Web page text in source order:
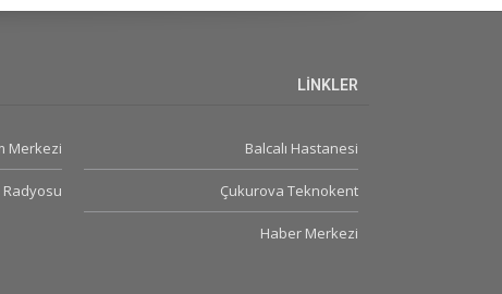
LİNKLER
Balcalı Hastanesi
Çukurova Teknokent
Haber Merkezi
Merkezi